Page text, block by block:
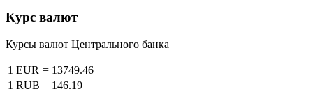
Курс валют
Курсы валют Центрального банка
1 EUR = 13749.46
1 RUB = 146.19